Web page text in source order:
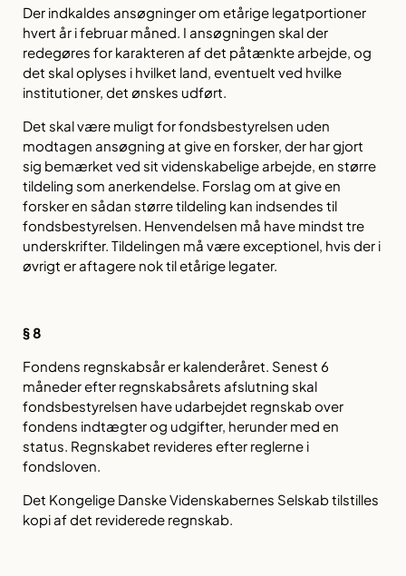
Der indkaldes ansøgninger om etårige legatportioner
hvert år i februar måned. I ansøgningen skal der
redegøres for karakteren af det påtænkte arbejde, og
det skal oplyses i hvilket land, eventuelt ved hvilke
institutioner, det ønskes udført.
Det skal være muligt for fondsbestyrelsen uden
modtagen ansøgning at give en forsker, der har gjort
sig bemærket ved sit videnskabelige arbejde, en større
tildeling som anerkendelse. Forslag om at give en
forsker en sådan større tildeling kan indsendes til
fondsbestyrelsen. Henvendelsen må have mindst tre
underskrifter. Tildelingen må være exceptionel, hvis der i
øvrigt er aftagere nok til etårige legater.
§ 8
Fondens regnskabsår er kalenderåret. Senest 6
måneder efter regnskabsårets afslutning skal
fondsbestyrelsen have udarbejdet regnskab over
fondens indtægter og udgifter, herunder med en
status. Regnskabet revideres efter reglerne i
fondsloven.
Det Kongelige Danske Videnskabernes Selskab tilstilles
kopi af det reviderede regnskab.